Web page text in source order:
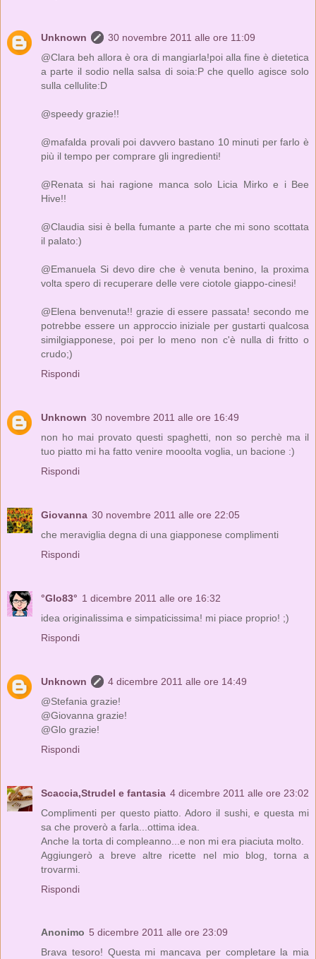
Unknown
30 novembre 2011 alle ore 11:09
@Clara beh allora è ora di mangiarla!poi alla fine è dietetica
a parte il sodio nella salsa di soia:P che quello agisce solo
sulla cellulite:D
@speedy grazie!!
@mafalda provali poi davvero bastano 10 minuti per farlo è
più il tempo per comprare gli ingredienti!
@Renata si hai ragione manca solo Licia Mirko e i Bee
Hive!!
@Claudia sisi è bella fumante a parte che mi sono scottata
il palato:)
@Emanuela Si devo dire che è venuta benino, la proxima
volta spero di recuperare delle vere ciotole giappo-cinesi!
@Elena benvenuta!! grazie di essere passata! secondo me
potrebbe essere un approccio iniziale per gustarti qualcosa
similgiapponese, poi per lo meno non c'è nulla di fritto o
crudo;)
Rispondi
Unknown 30 novembre 2011 alle ore 16:49
non ho mai provato questi spaghetti, non so perchè ma il
tuo piatto mi ha fatto venire mooolta voglia, un bacione :)
Rispondi
Giovanna 30 novembre 2011 alle ore 22:05
che meraviglia degna di una giapponese complimenti
Rispondi
°Glo83° 1 dicembre 2011 alle ore 16:32
idea originalissima e simpaticissima! mi piace proprio! ;)
Rispondi
Unknown
4 dicembre 2011 alle ore 14:49
@Stefania grazie!
@Giovanna grazie!
@Glo grazie!
Rispondi
Scaccia,Strudel e fantasia 4 dicembre 2011 alle ore 23:02
Complimenti per questo piatto. Adoro il sushi, e questa mi
sa che proverò a farla...ottima idea.
Anche la torta di compleanno...e non mi era piaciuta molto.
Aggiungerò a breve altre ricette nel mio blog, torna a
trovarmi.
Rispondi
Anonimo 5 dicembre 2011 alle ore 23:09
Brava tesoro! Questa mi mancava per completare la mia